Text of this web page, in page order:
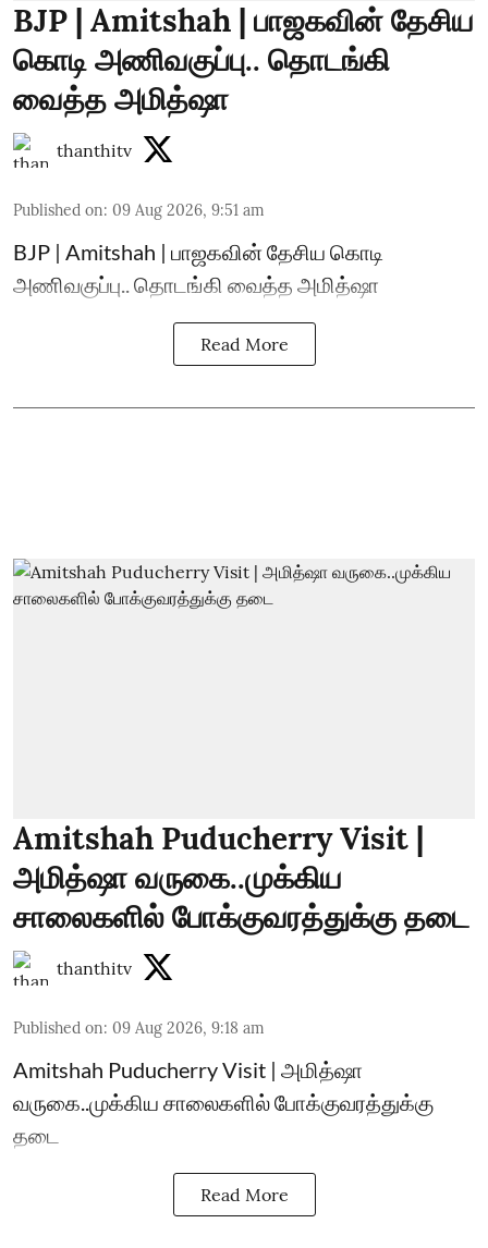
BJP | Amitshah | பாஜகவின் தேசிய
கொடி அணிவகுப்பு.. தொடங்கி
வைத்த அமித்ஷா
thanthitv
Published on: 09 Aug 2026, 9:51 am
BJP | Amitshah | பாஜகவின் தேசிய கொடி
அணிவகுப்பு.. தொடங்கி வைத்த அமித்ஷா
Read More
Amitshah Puducherry Visit |
அமித்ஷா வருகை..முக்கிய
சாலைகளில் போக்குவரத்துக்கு தடை
thanthitv
Published on: 09 Aug 2026, 9:18 am
Amitshah Puducherry Visit | அமித்ஷா
வருகை..முக்கிய சாலைகளில் போக்குவரத்துக்கு
தடை
Read More